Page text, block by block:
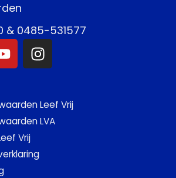
& 0485-531577
Leef Vrij
LVA
Vrij